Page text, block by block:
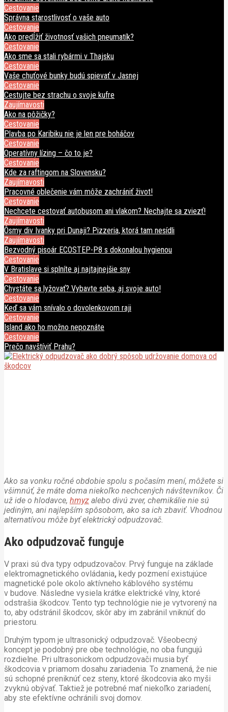
Cestovanie
Správna starostlivosť o vaše auto
Cestovanie
Ako predĺžiť životnosť vašich pneumatík?
Cestovanie
Ako sme sa stali rybármi v Thajsku
Cestovanie
Vaše chuťové bunky budú spievať v Jasnej
Cestovanie
Cestujte bez strachu o svoje kufre
Zaujímavosti
Ako na pôžičky?
Cestovanie
Plavba po Karibiku nie je len pre boháčov
Cestovanie
Operatívny lízing – čo to je?
Cestovanie
Kde za raftingom na Slovensku?
Zaujímavosti
Pracovné oblečenie vám môže zachrániť život!
Cestovanie
Nechcete cestovať autobusom ani vlakom? Nechajte sa zviezť!
Zaujímavosti
Ôsmy div Ivanky pri Dunaji? Pizzeria, ktorá tam nesídli
Zaujímavosti
Bezvodný pisoár ECOSTEP-P8 s dokonalou hygienou
Cestovanie
V Bratislave si splníte aj najtajnejšie sny
Cestovanie
Chystáte sa lyžovať? Vybavte seba, aj svoje auto!
Cestovanie
Keď sa vám snívalo o dovolenkovom raji
Cestovanie
Island ako ho možno nepoznáte
Cestovanie
Prečo navštíviť Prahu?
Ako sa vonku ročné obdobie spolu s počasím mení, môžete si
všimnúť, že máte doma niekoľko nechcených návštevníkov. Či
už ide o hlodavce, hmyz alebo divú zver, chemikálie nie sú
jediným, ani najlepším spôsobom, ako sa ich zbaviť. Vhodnou
alternatívou môže byť elektrický odpudzovač.
Ako odpudzovač funguje
V praxi sú dva typy odpudzovačov. Prvý funguje na základe
elektromagnetického ovládania, kedy pozmení existujúce
magnetické pole okolo aktívneho káblového systému
v budove. Následne vysiela krátke elektrické vlny, ktoré
odstrašia škodcov. Tento typ technológie nie je vytvorený na
to, aby odstránil škodcov, skôr aby im zabránil vniknúť do
priestoru.
Druhým typom je ultrasonický odpudzovač. Všeobecný
koncept je podobný pre obe technológie, no oba fungujú
rozdielne. Pri ultrasonickom odpudzovači musia byť
škodcovia v priamom dosahu zariadenia. To znamená, že nie
sú schopné preniknúť cez steny, ktoré škodcovia ako myši
zvyknú obývať. Taktiež je potrebné mať niekoľko zariadení,
aby ste efektívne ochránili svoj domov.